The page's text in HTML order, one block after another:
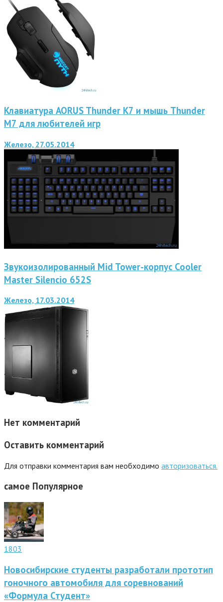
Клавиатура AORUS Thunder K7 и мышь Thunder
M7 для любителей игр
Железо, 27.05.2014
Звукоизолированный Mid Tower-корпус Cooler
Master Silencio 652S
Железо, 17.03.2014
Нет комментарий
Оставить комментарий
Для отправки комментария вам необходимо авторизоваться.
самое Популярное
1803
Новосибирские студенты разработали прототип
гоночного автомобиля для соревнований
«Формула Студент»